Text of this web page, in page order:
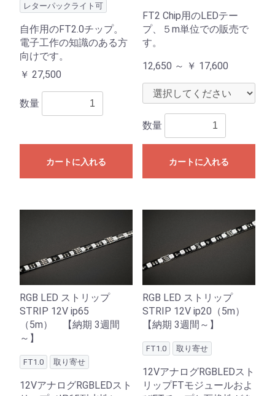
レターパックライト可
自作用のFT2.0チップ。
電子工作の知識のある方
向けです。
￥ 27,500
数量
カートに入れる
FT2 Chip用のLEDテー
プ、５m単位での販売で
す。
12,650 ～ ￥ 17,600
数量
カートに入れる
RGB LED ストリップ
STRIP 12V ip65
（5m） 【納期 3週間
～】
FT1.0 取り寄せ
12VアナログRGBLEDスト
RGB LED ストリップ
STRIP 12V ip20（5m）
【納期 3週間～】
FT1.0 取り寄せ
12VアナログRGBLEDスト
リップFTモジュールおよ